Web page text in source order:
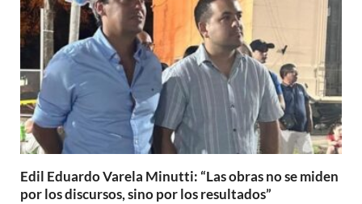
Edil Eduardo Varela Minutti: “Las obras no se miden
por los discursos, sino por los resultados”